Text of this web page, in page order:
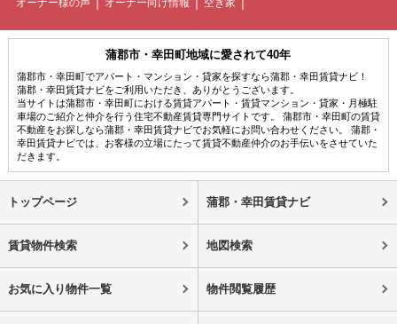
蒲郡市・幸田町地域に愛されて40年
蒲郡市・幸田町でアパート・マンション・貸家を探すなら蒲郡・幸田賃貸ナビ！
蒲郡・幸田賃貸ナビをご利用いただき、ありがとうございます。
当サイトは蒲郡市・幸田町における賃貸アパート・賃貸マンション・貸家・月極駐
車場のご紹介と仲介を行う住宅不動産賃貸専門サイトです。 蒲郡市・幸田町の賃貸
不動産をお探しなら蒲郡・幸田賃貸ナビでお気軽にお問い合わせください。 蒲郡・
幸田賃貸ナビでは、お客様の立場にたって賃貸不動産仲介のお手伝いをさせていた
だきます。
トップページ 蒲郡・幸田賃貸ナビ
賃貸物件検索 地図検索
お気に入り物件一覧 物件閲覧履歴